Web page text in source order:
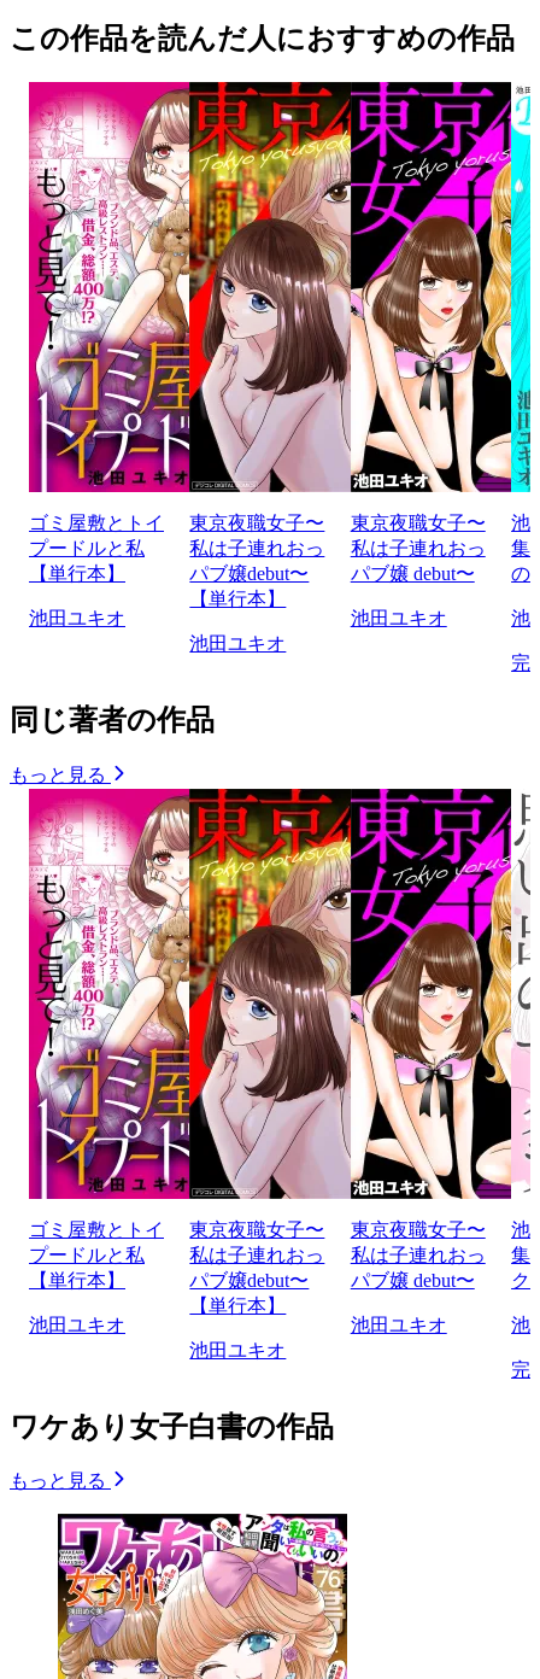
この作品を読んだ人におすすめの作品
ゴミ屋敷とトイ
プードルと私
【単行本】
池田ユキオ
東京夜職女子〜
私は子連れおっ
パブ嬢debut〜
【単行本】
池田ユキオ
東京夜職女子〜
私は子連れおっ
パブ嬢 debut〜
池田ユキオ
池
集
の
池
完
同じ著者の作品
もっと見る
ゴミ屋敷とトイ
プードルと私
【単行本】
池田ユキオ
東京夜職女子〜
私は子連れおっ
パブ嬢debut〜
【単行本】
池田ユキオ
東京夜職女子〜
私は子連れおっ
パブ嬢 debut〜
池田ユキオ
池
集
ク
池
完
ワケあり女子白書の作品
もっと見る